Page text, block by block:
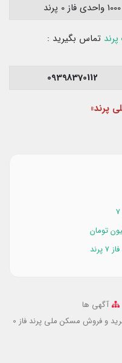
تماس بگیرید :
09398370112
پرند»
آگهی ها
و فروش مسکن ملی پرند فاز 0